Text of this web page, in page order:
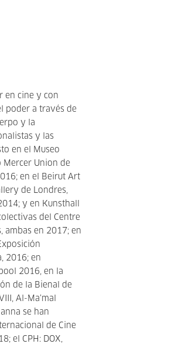
en cine y con
poder a través de
y la
y las
en el Museo
Mercer Union de
en el Beirut Art
de Londres,
y en Kunsthall
del Centre
ambas en 2017; en
2016; en
2016, en la
de la Bienal de
Al-Ma’mal
se han
de Cine
el CPH: DOX,